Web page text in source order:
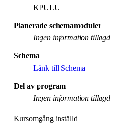
KPULU
Planerade schemamoduler
Ingen information tillagd
Schema
Länk till Schema
Del av program
Ingen information tillagd
Kursomgång inställd